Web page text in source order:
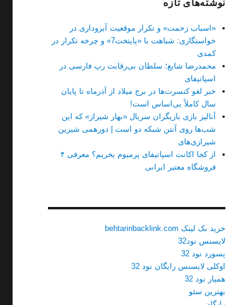
نوشته‌های تازه
«اسباب زحمت» و تکرار موقعیت آبروداری در
خواستگاری: شباهت با «پایتخت7» و چرخه تکرار در
کمدی
محمدرضا شایع؛ سلطان بی‌رقابت رپ فارسی در
اسپاتیفای
خبر لغو کنسرت‌ها در برج میلاد از آذرماه تا پایان
سال کاملاً بی‌اساس است!
آنالیز بازی بازیگران سریال «بهار شیراز» که این
شب‌ها روی آنتن شبکه دو است | دورهمی شیرین
شیرازی‌های
از کجا اکانت اسپاتیفای پرمیوم بخریم؟ معرفی ۴
فروشگاه معتبر ایرانی
خرید بک لینک behtarinbacklink.com
لایسنس نود32
پسورد نود 32
اوکلی لایسنس رایگان نود 32
همیار نود 32
بهترین سئو